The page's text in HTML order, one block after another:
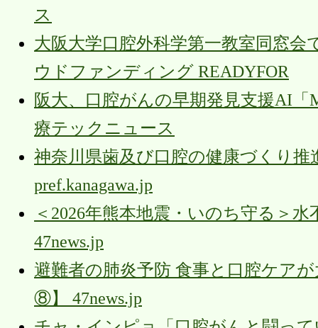
ス
大阪大学口腔外科学第一教室同窓
ウドファンディング READYFOR
阪大、口腔がんの早期発見支援AI「
療テックニュース
神奈川県歯及び口腔の健康づくり
pref.kanagawa.jp
＜2026年熊本地震・いのち守る＞
47news.jp
避難者の肺炎予防 食事と口腔ケア
⑧】 47news.jp